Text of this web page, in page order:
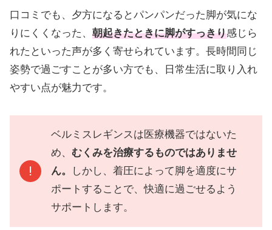
口コミでも、夕方になるとパンパンだった脚が気にな
りにくくなった、 朝起きたときに脚がすっきり感じら
れたといった声が多く寄せられています。長時間同じ
姿勢で過ごすことが多い方でも、日常生活に取り入れ
やすい点が魅力です。
ベルミスレギンスは医療機器ではないた
め、 むくみを治療するものではありませ
ん。
しかし、着圧によって脚を適度にサ
ポートすることで、快適に過ごせるよう
サポートします。